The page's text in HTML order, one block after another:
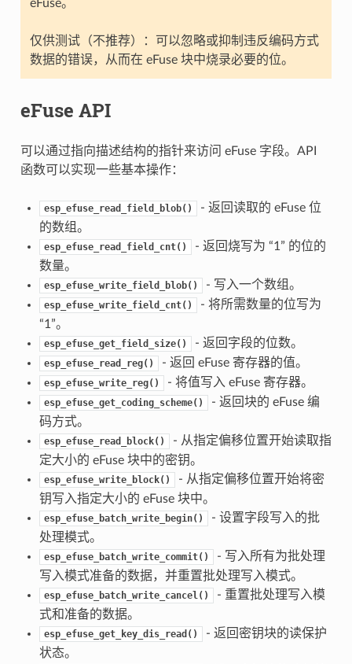
eFuse。
仅供测试（不推荐）：可以忽略或抑制违反编码方式
数据的错误，从而在 eFuse 块中烧录必要的位。
eFuse API
可以通过指向描述结构的指针来访问 eFuse 字段。API
函数可以实现一些基本操作：
esp_efuse_read_field_blob()
- 返回读取的 eFuse 位
的数组。
esp_efuse_read_field_cnt()
- 返回烧写为 “1” 的位的
数量。
esp_efuse_write_field_blob() - 写入一个数组。
esp_efuse_write_field_cnt()
- 将所需数量的位写为
“1”。
esp_efuse_get_field_size() - 返回字段的位数。
esp_efuse_read_reg() - 返回 eFuse 寄存器的值。
esp_efuse_write_reg() - 将值写入 eFuse 寄存器。
esp_efuse_get_coding_scheme()
- 返回块的 eFuse 编
码方式。
esp_efuse_read_block()
- 从指定偏移位置开始读取指
定大小的 eFuse 块中的密钥。
esp_efuse_write_block()
- 从指定偏移位置开始将密
钥写入指定大小的 eFuse 块中。
esp_efuse_batch_write_begin()
- 设置字段写入的批
处理模式。
esp_efuse_batch_write_commit()
- 写入所有为批处理
写入模式准备的数据，并重置批处理写入模式。
esp_efuse_batch_write_cancel()
- 重置批处理写入模
式和准备的数据。
esp_efuse_get_key_dis_read()
- 返回密钥块的读保护
状态。